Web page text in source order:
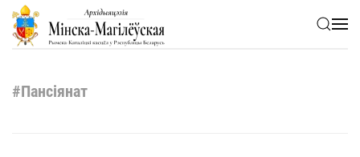
Skip to main content
#Пансіянат